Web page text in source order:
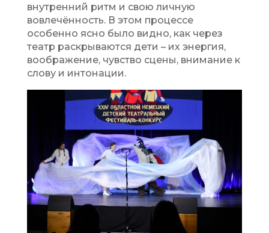
внутренний ритм и свою личную
вовлечённость. В этом процессе
особенно ясно было видно, как через
театр раскрываются дети – их энергия,
воображение, чувство сцены, внимание к
слову и интонации.